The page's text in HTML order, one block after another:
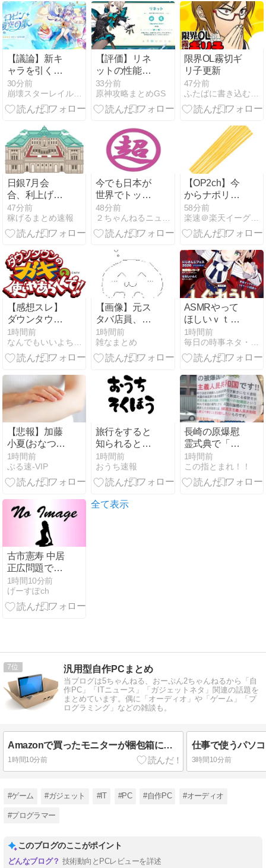
うに頑張りま
す」
【議論】新キ
ャラを引くべ
きか
30分前
崩壊スターレイル攻略まとめGS
【評価】リネ
ットの性能は
微妙だな
33分前
原神攻略まとめGS
限界OL霧切ギ
リ子更新
47分前
日銀7月会
合、利上げペ
ース加速が必
要と複数委員
－早期実施を
47分前
稼げるまとめ速報
今でも日本が
世界でトップ
な事ってあ
る？
48分前
【OP2ch】今
からナポリタ
ン作ってい
い？『お腹す
いた』：・：
だけ？』【料
理】
58分前
楽速＠楽天イーグルスまとめ速報
【感想スレ】
ダウンタウン
のガキの使い
やあらへんで
【小道具芸人
1時間前
【画像】元ス
タバ店員、グ
ラビアデビュ
ーｗｗｗｗｗ
ｗｗｗｗｗｗ
ｗｗｗｗｗｗ
ｗｗｗｗｗｗ
ｗｗｗｗｗｗ
ｗｗｗｗｗ
1時間前
雑なまとめ
ASMRやって
ほしいｖｔｕ
ｂｅｒ「しぐ
れうい」「結
城さくな」ピ
にもぜひやっ
て欲しい
1時間前
【悲報】加藤
小夏(おなつ)
さん、演技中
に惚れたこと
があると告白
1時間前
ぶる速-VIP
旅行をすると
知られると、
職場で根掘り
葉掘り掘り掘
り聞いてくる
ザい
1時間前
おうち速報
長崎の原爆慰
霊式典で「世
界唯一の被爆
国は北朝鮮」
と主張、チラ
1時間前
この指とまれ！！
古市憲寿 中居
正広問題で第
三委を批判
「反論をほぼ
無視」「彼ら
てしまう」橋
下徹も同調
1時間10分前
げーすぽch
全て表示
7 汎用型自作PCまとめ
当ブログは5ちゃんねる、おーぷん2ちゃんねるから「自
作PC」「ITニュース」「ガジェットネタ」関連の話題を
まとめています。偶に「オーディオ」や「ゲーム」「プ
ログラミング」などの雑談も。
Amazonで買ったモニターが梱包箱に伝票直貼りで届いたw
1時間10分前
仕事で使うパソ
3時間10分前
#ゲーム #ガジェット #IT #PC #自作PC #オーディオ
#プログラマー
このブログのここがポイント
技術動向とPCレビューを詳述